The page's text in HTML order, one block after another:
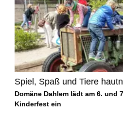
Spiel, Spaß und Tiere
Domäne Dahlem lädt am 6. und
Kinderfest ein